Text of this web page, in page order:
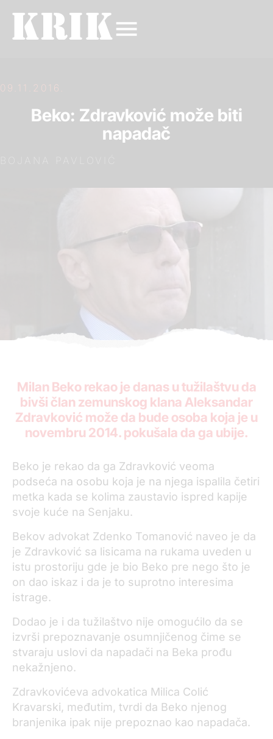
09.11.2016.
Beko: Zdravković može biti
napadač
Milan Beko rekao je danas u tužilaštvu da
bivši član zemunskog klana Aleksandar
Zdravković može da bude osoba koja je u
novembru 2014. pokušala da ga ubije.
Beko je rekao da ga Zdravković veoma
podseća na osobu koja je na njega ispalila četiri
metka kada se kolima zaustavio ispred kapije
svoje kuće na Senjaku.
Bekov advokat Zdenko Tomanović naveo je da
je Zdravković sa lisicama na rukama uveden u
istu prostoriju gde je bio Beko pre nego što je
on dao iskaz i da je to suprotno interesima
istrage.
Dodao je i da tužilaštvo nije omogućilo da se
izvrši prepoznavanje osumnjičenog čime se
stvaraju uslovi da napadači na Beka prođu
nekažnjeno.
Zdravkovićeva advokatica Milica Colić
Kravarski, međutim, tvrdi da Beko njenog
branjenika ipak nije prepoznao kao napadača.